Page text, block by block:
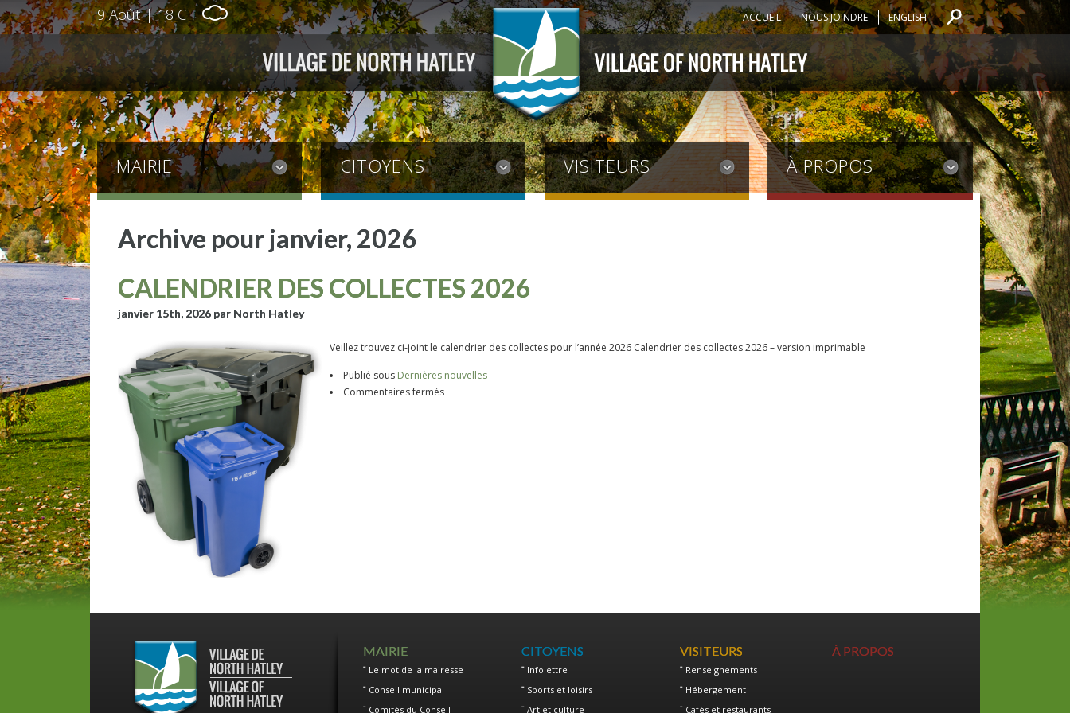
9 Août | 18 C ACCUEIL NOUS JOINDRE ENGLISH
MAIRIE CITOYENS VISITEURS À PROPOS
Archive pour janvier, 2026
CALENDRIER DES COLLECTES 2026
janvier 15th, 2026 par North Hatley
Veillez trouvez ci-joint le calendrier des collectes pour l’année 2026 Calendrier des collectes 2026 – version imprimable
Publié sous Dernières nouvelles
Commentaires ferméssur
MAIRIE
Le mot de la mairesse
Conseil municipal
Comités du Conseil
CITOYENS
Infolettre
Sports et loisirs
Art et culture
VISITEURS
Renseignements
Hébergement
Cafés et restaurants
À PROPOS